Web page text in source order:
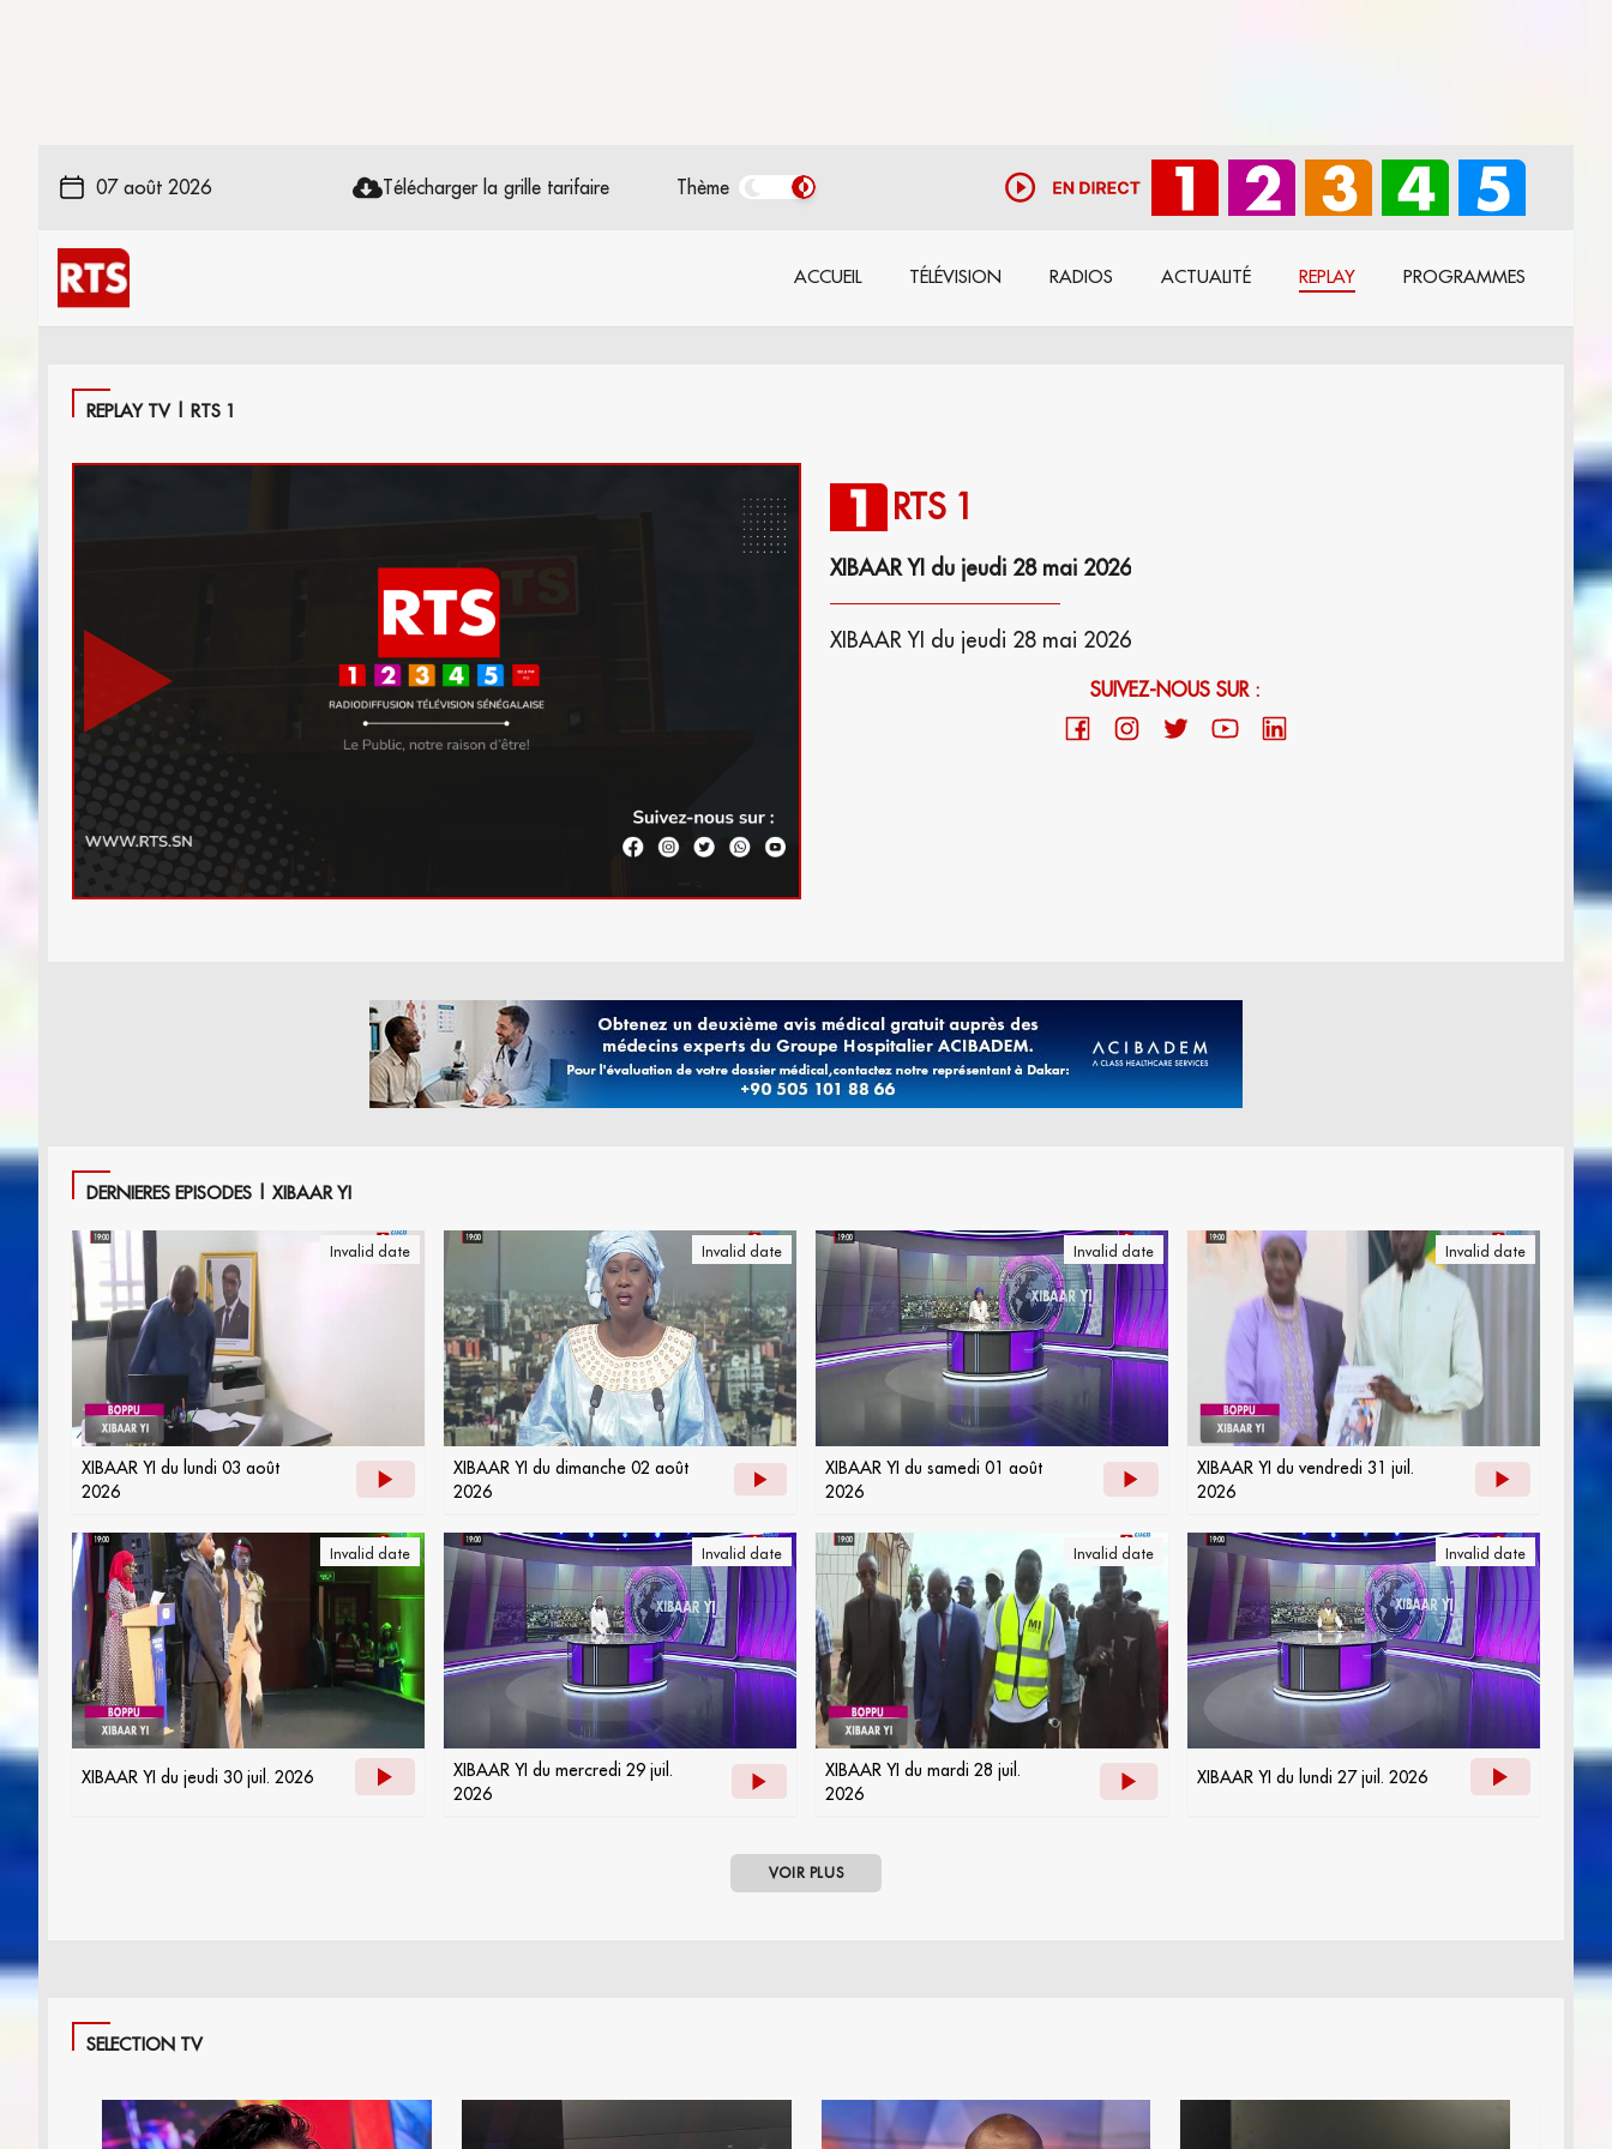
07 août 2026 Télécharger la grille tarifaire Thème
ACCUEIL TÉLÉVISION RADIOS ACTUALITÉ REPLAY PROGRAMMES
REPLAY TV | RTS 1
RTS 1
XIBAAR YI du jeudi 28 mai 2026
XIBAAR YI du jeudi 28 mai 2026
SUIVEZ-NOUS SUR :
DERNIERES EPISODES | XIBAAR YI
Invalid date
XIBAAR YI du lundi 03 août
2026
Invalid date
XIBAAR YI du dimanche 02 août
2026
Invalid date
XIBAAR YI du samedi 01 août
2026
Invalid date
XIBAAR YI du vendredi 31 juil.
2026
Invalid date
XIBAAR YI du jeudi 30 juil. 2026
Invalid date
XIBAAR YI du mercredi 29 juil.
2026
Invalid date
XIBAAR YI du mardi 28 juil.
2026
Invalid date
XIBAAR YI du lundi 27 juil. 2026
VOIR PLUS
SELECTION TV